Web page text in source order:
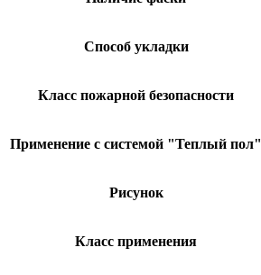
Способ укладки
Класс пожарной безопасности
Применение с системой "Теплый пол"
Рисунок
Класс применения